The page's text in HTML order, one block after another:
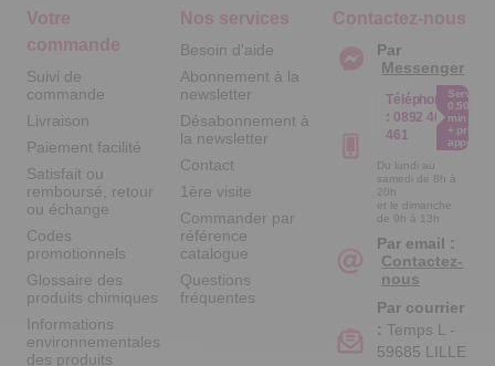
Votre
commande
Suivi de
commande
Livraison
Paiement facilité
Satisfait ou
remboursé, retour
ou échange
Codes
promotionnels
Glossaire des
produits chimiques
Informations
environnementales
des produits
Nos services
Besoin d'aide
Abonnement à la
newsletter
Désabonnement à
la newsletter
Contact
1ère visite
Commander par
référence
catalogue
Questions
fréquentes
Contactez-nous
Par
Messenger
Téléphone
: 0892 461
461
Service
0.50€ /
min
+ prix
appel
Du lundi au
samedi de 8h à
20h
et le dimanche
de 9h à 13h
Par email :
Contactez-
nous
Par courrier
: Temps L -
59685 LILLE